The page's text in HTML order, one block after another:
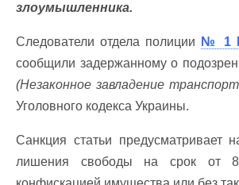
злоумышленника.
Следователи отдела полиции
№ 1
сообщили задержанному о
(Незаконное завладение
Уголовного кодекса Украины.
Санкция статьи предусматривает
лишения свободы на срок